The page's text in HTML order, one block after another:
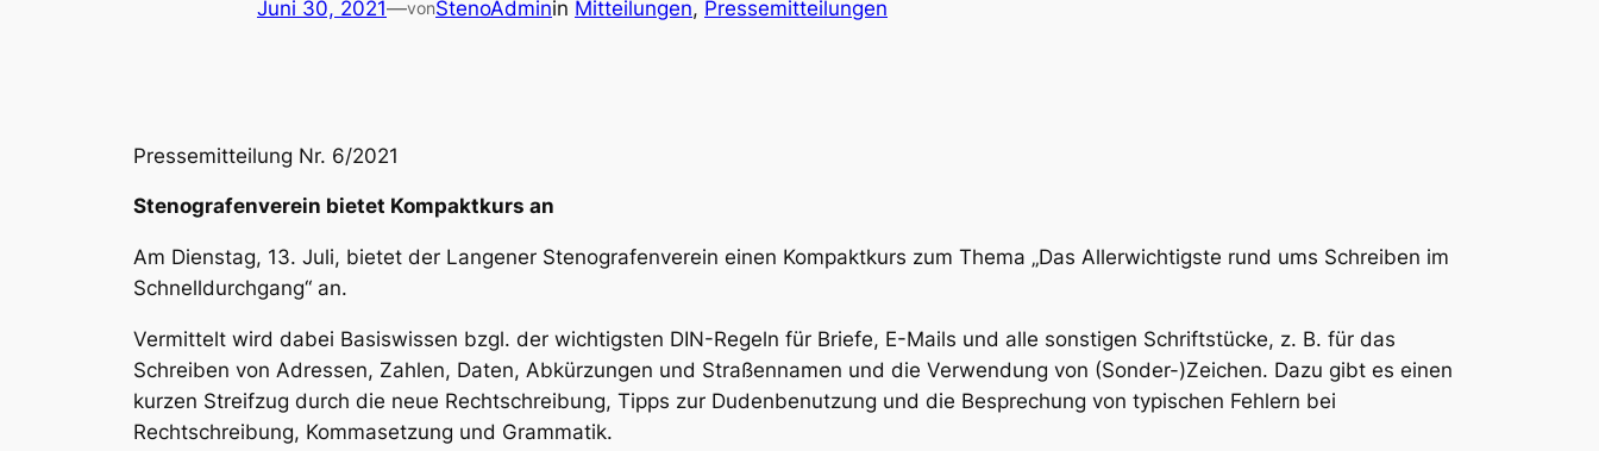
Juni 30, 2021—vonStenoAdminin Mitteilungen, Pressemitteilungen
Pressemitteilung Nr. 6/2021
Stenografenverein bietet Kompaktkurs an
Am Dienstag, 13. Juli, bietet der Langener Stenografenverein einen Kompaktkurs zum Thema „Das Allerwichtigste rund ums Schreiben im
Schnelldurchgang“ an.
Vermittelt wird dabei Basiswissen bzgl. der wichtigsten DIN-Regeln für Briefe, E-Mails und alle sonstigen Schriftstücke, z. B. für das
Schreiben von Adressen, Zahlen, Daten, Abkürzungen und Straßennamen und die Verwendung von (Sonder-)Zeichen. Dazu gibt es einen
kurzen Streifzug durch die neue Rechtschreibung, Tipps zur Dudenbenutzung und die Besprechung von typischen Fehlern bei
Rechtschreibung, Kommasetzung und Grammatik.